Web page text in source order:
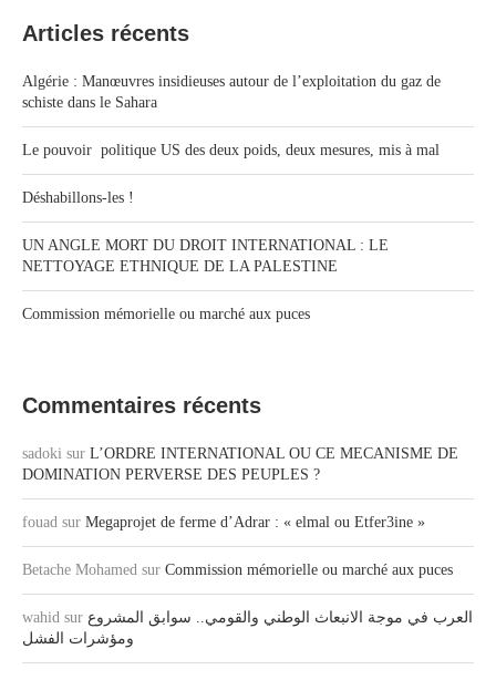
Articles récents
Algérie : Manœuvres insidieuses autour de l’exploitation du gaz de
schiste dans le Sahara
Le pouvoir politique US des deux poids, deux mesures, mis à mal
Déshabillons-les !
UN ANGLE MORT DU DROIT INTERNATIONAL : LE
NETTOYAGE ETHNIQUE DE LA PALESTINE
Commission mémorielle ou marché aux puces
Commentaires récents
sadoki sur L’ORDRE INTERNATIONAL OU CE MECANISME DE
DOMINATION PERVERSE DES PEUPLES ?
fouad sur Megaprojet de ferme d’Adrar : « elmal ou Etfer3ine »
Betache Mohamed sur Commission mémorielle ou marché aux puces
wahid sur العرب في موجة الانبعاث الوطني والقومي.. سوابق المشروع
ومؤشرات الفشل